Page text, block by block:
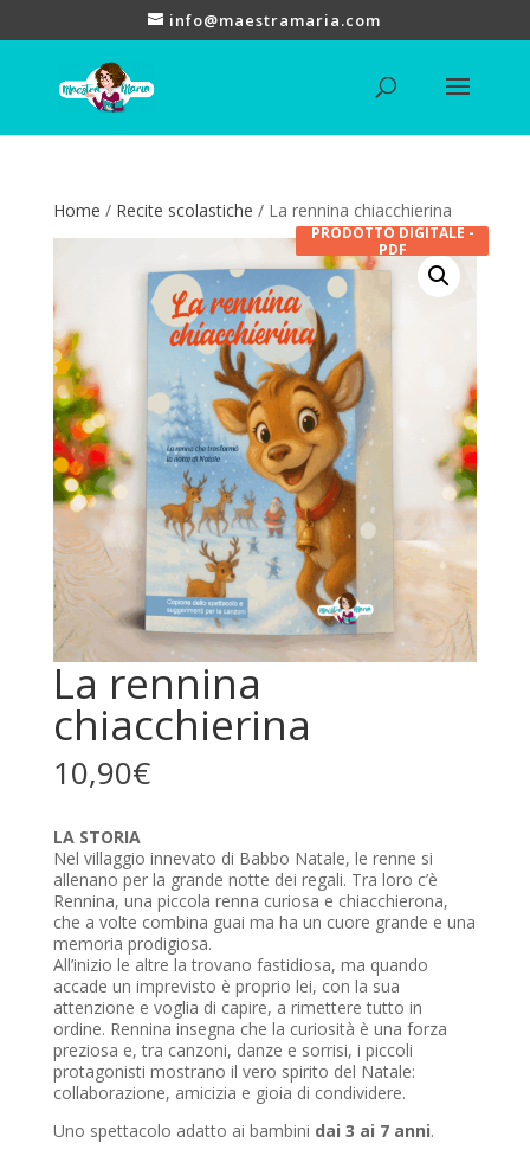
info@maestramaria.com
Home / Recite scolastiche / La rennina chiacchierina
PRODOTTO DIGITALE -
PDF
La rennina
chiacchierina
10,90€
LA STORIA
Nel villaggio innevato di Babbo Natale, le renne si
allenano per la grande notte dei regali. Tra loro c’è
Rennina, una piccola renna curiosa e chiacchierona,
che a volte combina guai ma ha un cuore grande e una
memoria prodigiosa.
All’inizio le altre la trovano fastidiosa, ma quando
accade un imprevisto è proprio lei, con la sua
attenzione e voglia di capire, a rimettere tutto in
ordine. Rennina insegna che la curiosità è una forza
preziosa e, tra canzoni, danze e sorrisi, i piccoli
protagonisti mostrano il vero spirito del Natale:
collaborazione, amicizia e gioia di condividere.
Uno spettacolo adatto ai bambini dai 3 ai 7 anni.